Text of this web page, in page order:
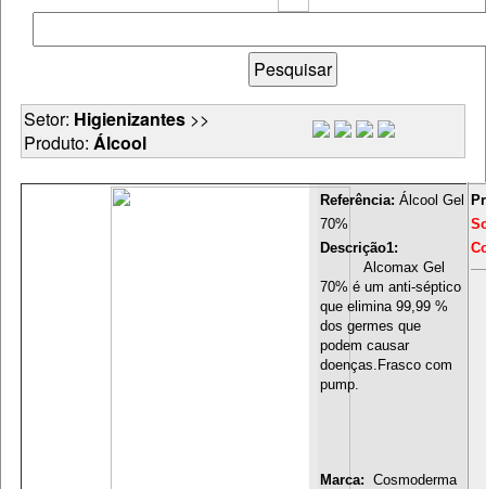
Setor: Higienizantes>>
Produto: Álcool
Referência: Álcool Gel
70%
Descrição1:
Alcomax Gel
70% é um anti-séptico
que elimina 99,99 %
dos germes que
podem causar
doenças.Frasco com
pump.
Marca: Cosmoderma